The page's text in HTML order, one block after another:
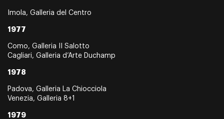
Imola, Galleria del Centro
1977
Como, Galleria II Salotto
Cagliari, Galleria d’Arte Duchamp
1978
Padova, Galleria La Chiocciola
Venezia, Galleria 8+1
1979